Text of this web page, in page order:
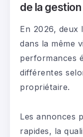
de la gestion
En 2026, deux
dans la même
performances
différentes
propriétaire.
Les annonces
rapides, la